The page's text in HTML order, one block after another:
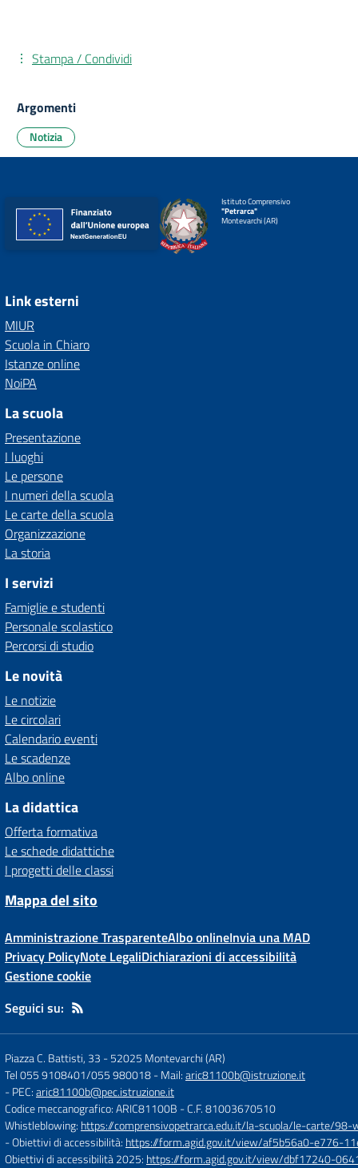
Stampa / Condividi
Argomenti
Notizia
Istituto Comprensivo
"Petrarca"
Montevarchi (AR)
Link esterni
MIUR
Scuola in Chiaro
Istanze online
NoiPA
La scuola
Presentazione
I luoghi
Le persone
I numeri della scuola
Le carte della scuola
Organizzazione
La storia
I servizi
Famiglie e studenti
Personale scolastico
Percorsi di studio
Le novità
Le notizie
Le circolari
Calendario eventi
Le scadenze
Albo online
La didattica
Offerta formativa
Le schede didattiche
I progetti delle classi
Mappa del sito
Amministrazione TrasparenteAlbo onlineInvia una MAD
Privacy PolicyNote LegaliDichiarazioni di accessibilità
Gestione cookie
Seguici su:
Piazza C. Battisti, 33 -52025 Montevarchi (AR)
Tel 055 9108401/055 980018- Mail:aric81100b@istruzione.it
- PEC:aric81100b@pec.istruzione.it
Codice meccanografico: ARIC81100B - C.F. 81003670510
Whistleblowing: https://comprensivopetrarca.edu.it/la-scuola/le-carte/98-
- Obiettivi di accessibilità: https://form.agid.gov.it/view/af5b56a0-e776-
Obiettivi di accessibilità 2025: https://form.agid.gov.it/view/dbf17240-